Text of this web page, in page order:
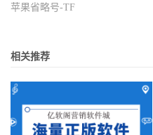
苹果省略号-TF
相关推荐